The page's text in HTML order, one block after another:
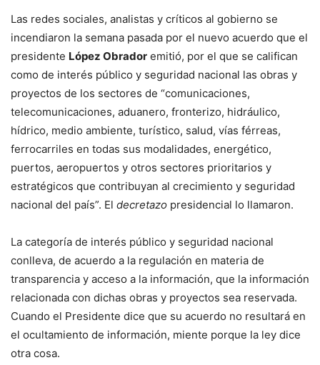
Las redes sociales, analistas y críticos al gobierno se
incendiaron la semana pasada por el nuevo acuerdo que el
presidente López Obrador emitió, por el que se califican
como de interés público y seguridad nacional las obras y
proyectos de los sectores de “comunicaciones,
telecomunicaciones, aduanero, fronterizo, hidráulico,
hídrico, medio ambiente, turístico, salud, vías férreas,
ferrocarriles en todas sus modalidades, energético,
puertos, aeropuertos y otros sectores prioritarios y
estratégicos que contribuyan al crecimiento y seguridad
nacional del país”. El decretazo presidencial lo llamaron.
La categoría de interés público y seguridad nacional
conlleva, de acuerdo a la regulación en materia de
transparencia y acceso a la información, que la información
relacionada con dichas obras y proyectos sea reservada.
Cuando el Presidente dice que su acuerdo no resultará en
el ocultamiento de información, miente porque la ley dice
otra cosa.